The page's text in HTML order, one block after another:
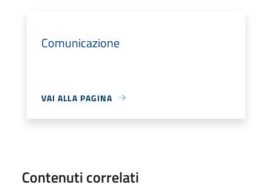
Comunicazione
VAI ALLA PAGINA
Contenuti correlati